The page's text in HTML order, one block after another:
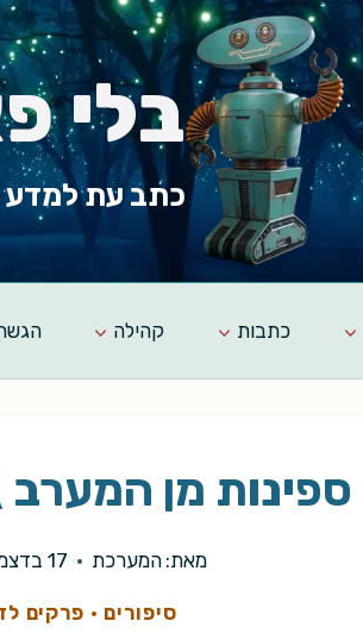
בלי
כתב עת למדע
כתבות קהילה
ספינות מן המערב
מאת: המערכת 17 בדצמבר 2004
סיפורים · פרקים